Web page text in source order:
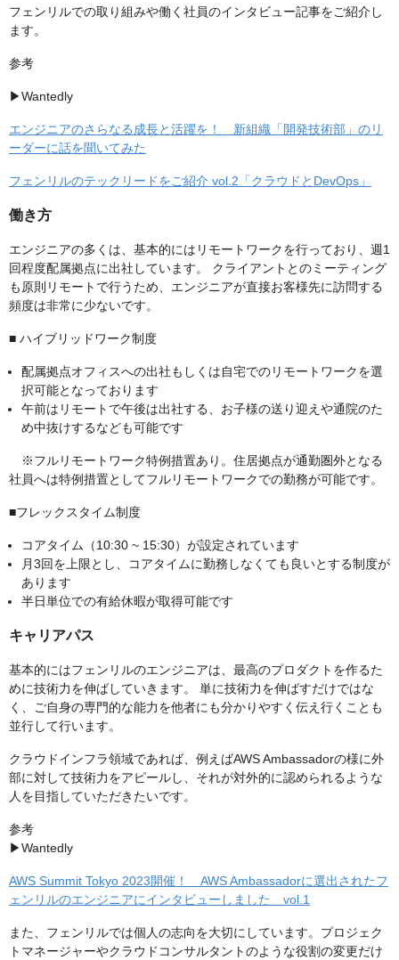
フェンリルでの取り組みや働く社員のインタビュー記事をご紹介し
ます。
参考
▶︎Wantedly
エンジニアのさらなる成長と活躍を！ 新組織「開発技術部」のリ
ーダーに話を聞いてみた
フェンリルのテックリードをご紹介 vol.2「クラウドとDevOps」
働き方
エンジニアの多くは、基本的にはリモートワークを行っており、週1
回程度配属拠点に出社しています。 クライアントとのミーティング
も原則リモートで行うため、エンジニアが直接お客様先に訪問する
頻度は非常に少ないです。
■ ハイブリッドワーク制度
配属拠点オフィスへの出社もしくは自宅でのリモートワークを選
択可能となっております
午前はリモートで午後は出社する、お子様の送り迎えや通院のた
め中抜けするなども可能です
※フルリモートワーク特例措置あり。住居拠点が通勤圏外となる
社員へは特例措置としてフルリモートワークでの勤務が可能です。
■フレックスタイム制度
コアタイム（10:30 ~ 15:30）が設定されています
月3回を上限とし、コアタイムに勤務しなくても良いとする制度が
あります
半日単位での有給休暇が取得可能です
キャリアパス
基本的にはフェンリルのエンジニアは、最高のプロダクトを作るた
めに技術力を伸ばしていきます。 単に技術力を伸ばすだけではな
く、ご自身の専門的な能力を他者にも分かりやすく伝え行くことも
並行して行います。
クラウドインフラ領域であれば、例えばAWS Ambassadorの様に外
部に対して技術力をアピールし、それが対外的に認められるような
人を目指していただきたいです。
参考
▶︎Wantedly
AWS Summit Tokyo 2023開催！ AWS Ambassadorに選出されたフ
ェンリルのエンジニアにインタビューしました vol.1
また、フェンリルでは個人の志向を大切にしています。プロジェク
トマネージャーやクラウドコンサルタントのような役割の変更だけ